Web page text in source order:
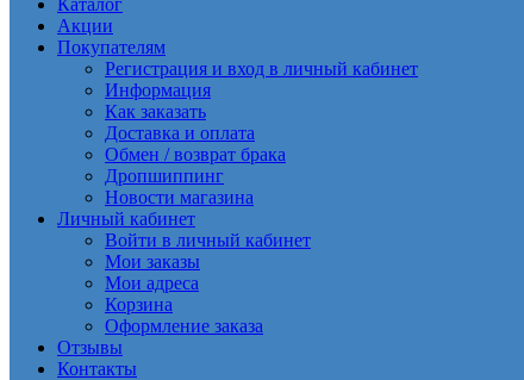
Каталог
Акции
Покупателям
Регистрация и вход в личный кабинет
Информация
Как заказать
Доставка и оплата
Обмен / возврат брака
Дропшиппинг
Новости магазина
Личный кабинет
Войти в личный кабинет
Мои заказы
Мои адреса
Корзина
Оформление заказа
Отзывы
Контакты